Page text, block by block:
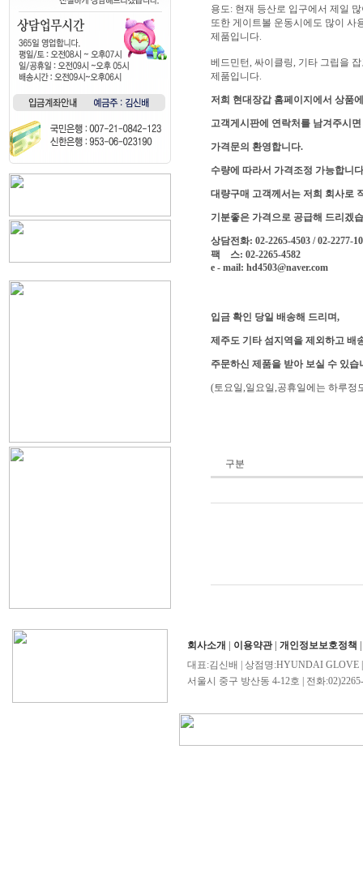
용도: 현재 등산로 입구에서 제일
또한 게이트볼 운동시에도 많이 사
제품입니다.
베드민턴, 싸이클링, 기타 그립을
제품입니다.
저희 현대장갑 홈페이지에서 상품
고객게시판에 연락처를 남겨주시
가격문의 환영합니다.
수량에 따라서 가격조정 가능합니
대량구매 고객께서는 저희 회사로
기분좋은 가격으로 공급해 드리겠
상담전화: 02-2265-4503 / 02-2277-
팩 스: 02-2265-4582
e - mail: hd4503@naver.com
입금 확인 당일 배송해 드리며,
제주도 기타 섬지역을 제외하고 배
주문하신 제품을 받아 보실 수 있습
(토요일,일요일,공휴일에는 하루정
구분
회사소개 이용약관| 개인정보보호정책
대표:김신배 | 상점명:HYUNDAI GLOVE
서울시 중구 방산동 4-12호 | 전화